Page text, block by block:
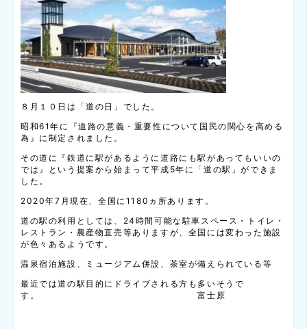
８月１０日は「道の日」でした。
昭和61年に『道路の意義・重要性について国民の関心を高める
為』に制定されました。
その道に『鉄道に駅があるように道路にも駅があってもいいの
では』という提案から始まって平成5年に「道の駅」ができま
した。
2020年7月現在、全国に1180ヵ所あります。
道の駅の利用としては、24時間可能な駐車スペース・トイレ・
レストラン・農産物直売等ありますが、全国には変わった施設
が色々あるようです。
温泉宿泊施設、ミュージアム併設、茶室が備えられている等
最近では道の駅目的にドライブされる方も多いそうで
す。 富士原